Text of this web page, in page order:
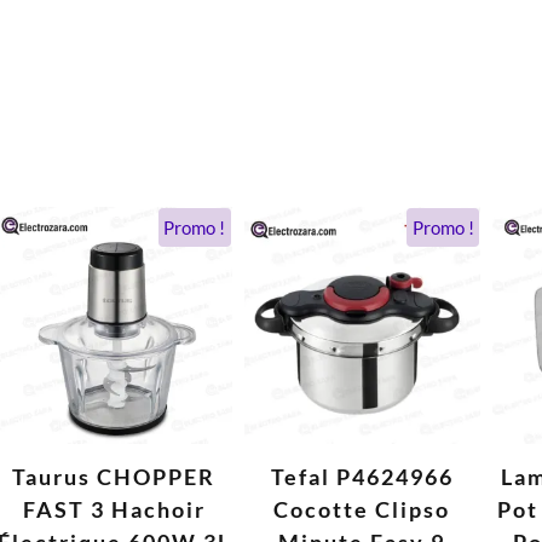
Promo !
Taurus CHOPPER
FAST 3 Hachoir
prix
initial
était :
550 DH.
Le
prix
349 DH.
Promo !
Tefal P4624966
Cocotte Clipso
initial
était :
2.059 DH.
Le
prix
est :
1.548 DH.